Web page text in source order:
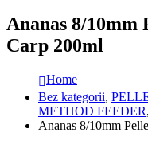
Ananas 8/10mm
Carp 200ml
Home
Bez kategorii,
METHOD FEEDER,
Ananas 8/10mm